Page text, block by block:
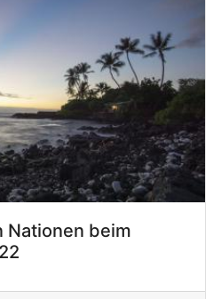
Nationen beim